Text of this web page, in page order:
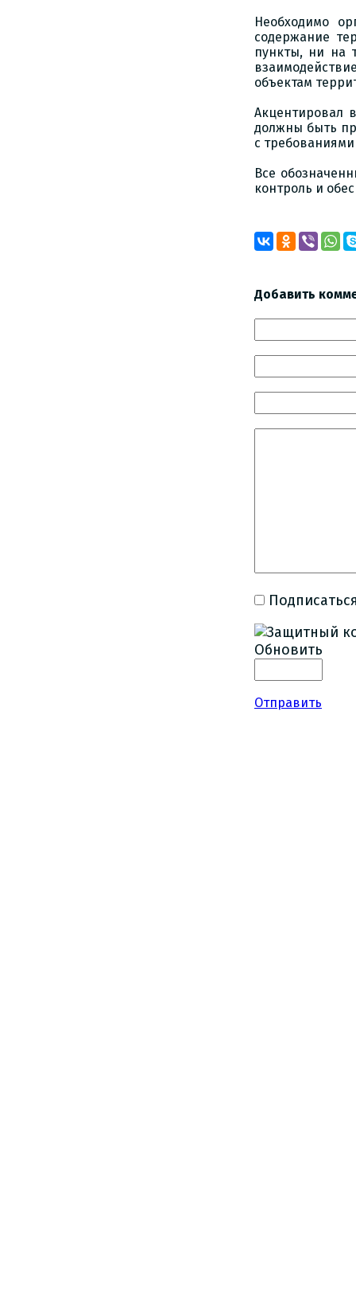
Необходимо
содержание
пункты, ни на
объектам
Акцентировал
должны быть
с требованиями
Все
контроль и
Добавить
Обновить
Отправить